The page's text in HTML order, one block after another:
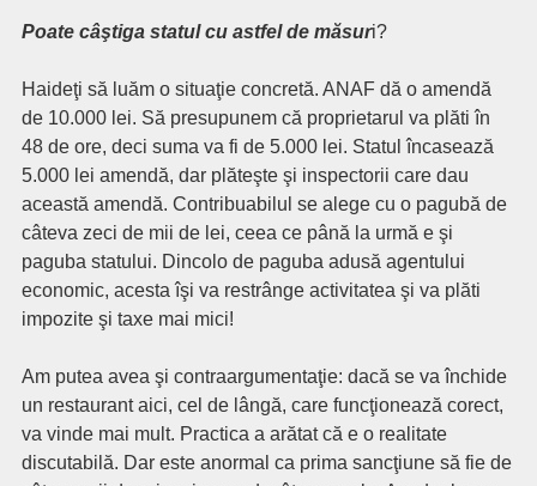
Poate câştiga statul cu astfel de măsuri?
Haideţi să luăm o situaţie concretă. ANAF dă o amendă
de 10.000 lei. Să presupunem că proprietarul va plăti în
48 de ore, deci suma va fi de 5.000 lei. Statul încasează
5.000 lei amendă, dar plăteşte şi inspectorii care dau
această amendă. Contribuabilul se alege cu o pagubă de
câteva zeci de mii de lei, ceea ce până la urmă e şi
paguba statului. Dincolo de paguba adusă agentului
economic, acesta îşi va restrânge activitatea şi va plăti
impozite şi taxe mai mici!
Am putea avea şi contraargumentaţie: dacă se va închide
un restaurant aici, cel de lângă, care funcţionează corect,
va vinde mai mult. Practica a arătat că e o realitate
discutabilă. Dar este anormal ca prima sancţiune să fie de